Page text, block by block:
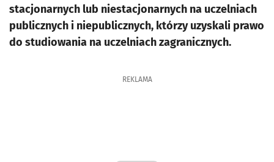
stacjonarnych lub niestacjonarnych na uczelniach
publicznych i niepublicznych, którzy uzyskali prawo
do studiowania na uczelniach zagranicznych.
REKLAMA